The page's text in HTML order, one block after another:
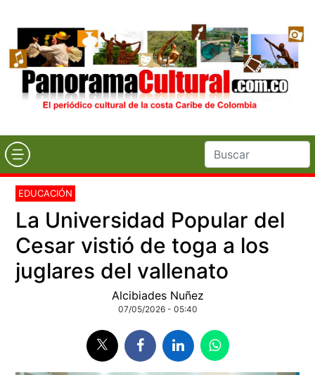
EDUCACIÓN
La Universidad Popular del
Cesar vistió de toga a los
juglares del vallenato
Alcibiades Nuñez
07/05/2026 - 05:40